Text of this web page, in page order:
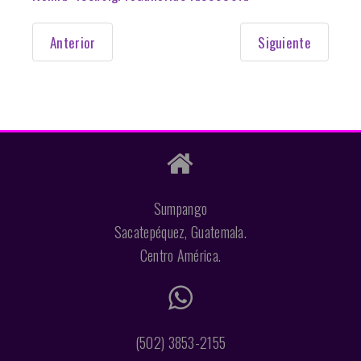
Anterior Siguiente
Sumpango
Sacatepéquez, Guatemala.
Centro América.
(502) 3853-2155